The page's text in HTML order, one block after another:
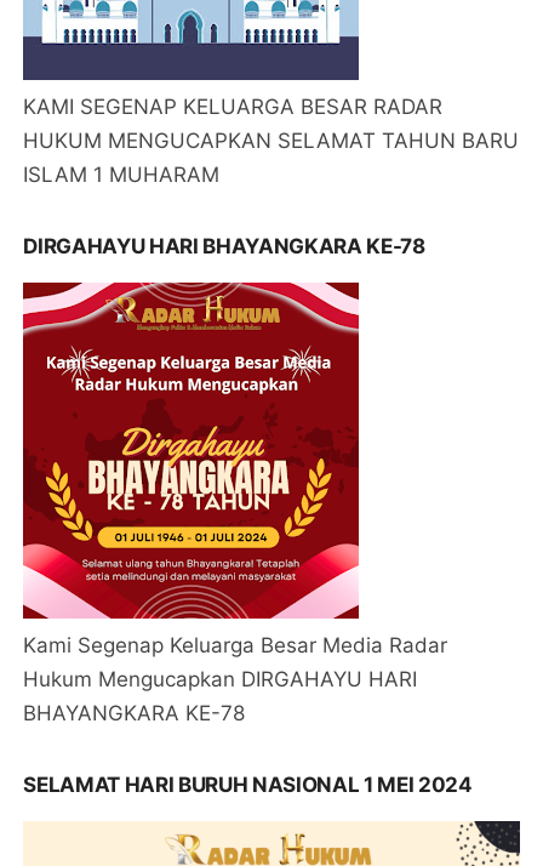
KAMI SEGENAP KELUARGA BESAR RADAR
HUKUM MENGUCAPKAN SELAMAT TAHUN BARU
ISLAM 1 MUHARAM
DIRGAHAYU HARI BHAYANGKARA KE-78
Kami Segenap Keluarga Besar Media Radar
Hukum Mengucapkan DIRGAHAYU HARI
BHAYANGKARA KE-78
SELAMAT HARI BURUH NASIONAL 1 MEI 2024